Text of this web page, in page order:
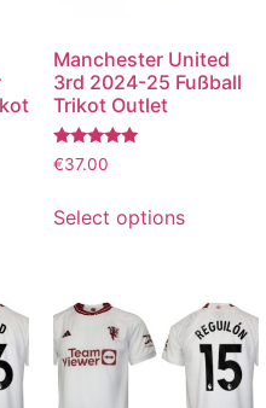
Manchester United
3rd 2024-25 Fußball
Trikot Outlet
Bewertet
mit
€37.00
Select options